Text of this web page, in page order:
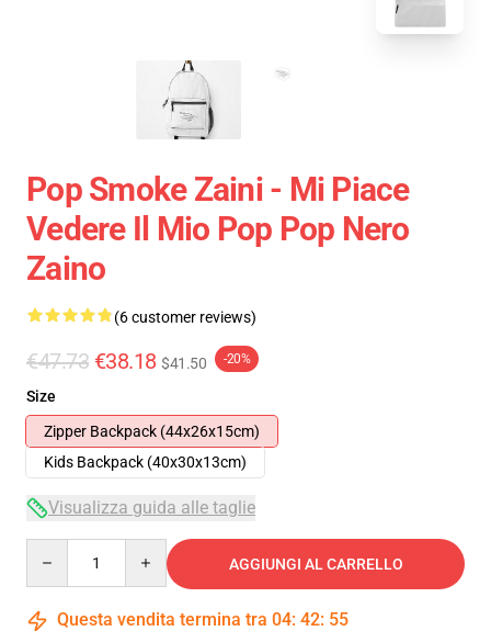
Pop Smoke Zaini - Mi Piace
Vedere Il Mio Pop Pop Nero
Zaino
(6 customer reviews)
€47.73 €38.18 $41.50 -20%
Size
Zipper Backpack (44x26x15cm)
Kids Backpack (40x30x13cm)
Visualizza guida alle taglie
AGGIUNGI AL CARRELLO
Questa vendita termina tra 04: 42: 54